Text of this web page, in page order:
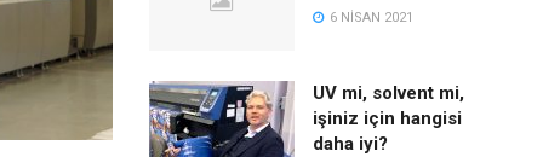
6 NISAN 2021
UV mi, solvent mi,
işiniz için hangisi
daha iyi?